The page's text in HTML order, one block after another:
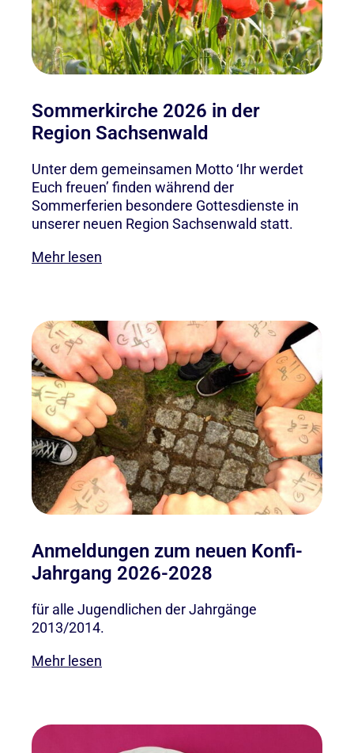
Sommerkirche 2026 in der
Region Sachsenwald
Unter dem gemeinsamen Motto ‘Ihr werdet
Euch freuen’ finden während der
Sommerferien besondere Gottesdienste in
unserer neuen Region Sachsenwald statt.
Mehr lesen
Anmeldungen zum neuen Konfi-
Jahrgang 2026-2028
für alle Jugendlichen der Jahrgänge
2013/2014.
Mehr lesen